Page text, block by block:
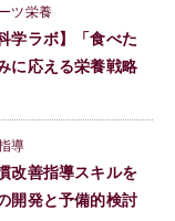
ツ栄養
学ラボ】「食べた
に応える栄養戦略
導
改善指導スキルを
開発と予備的検討